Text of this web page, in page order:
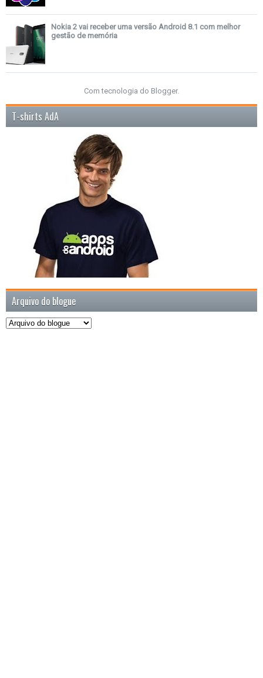
Nokia 2 vai receber uma versão Android 8.1 com melhor
gestão de memória
Com tecnologia do Blogger.
T-shirts AdA
Arquivo do blogue